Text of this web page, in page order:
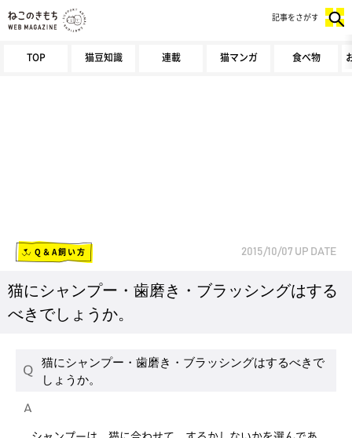
TOP 猫豆知識 連載 猫マンガ 食べ物
記事をさがす
Q＆A飼い方 2015/10/07 UP DATE
猫にシャンプー・歯磨き・ブラッシングはする
べきでしょうか。
猫にシャンプー・歯磨き・ブラッシングはするべきで
しょうか。